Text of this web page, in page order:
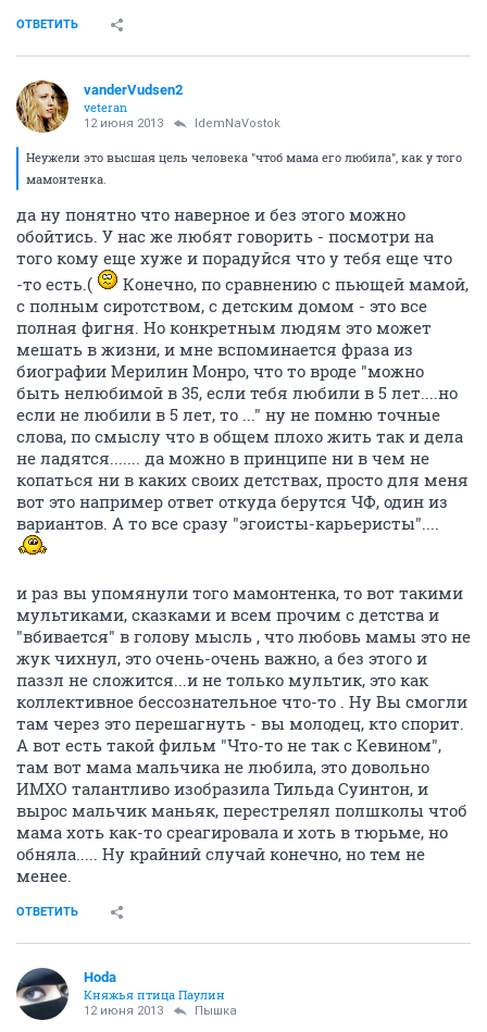
ОТВЕТИТЬ
vanderVudsen2
veteran
12 июня 2013 IdemNaVostok
Неужели это высшая цель человека "чтоб мама его любила", как у того
мамонтенка.
да ну понятно что наверное и без этого можно
обойтись. У нас же любят говорить - посмотри на
того кому еще хуже и порадуйся что у тебя еще что
-то есть.(
Конечно, по сравнению с пьющей мамой,
с полным сиротством, с детским домом - это все
полная фигня. Но конкретным людям это может
мешать в жизни, и мне вспоминается фраза из
биографии Мерилин Монро, что то вроде "можно
быть нелюбимой в 35, если тебя любили в 5 лет....но
если не любили в 5 лет, то ..." ну не помню точные
слова, по смыслу что в общем плохо жить так и дела
не ладятся....... да можно в принципе ни в чем не
копаться ни в каких своих детствах, просто для меня
вот это например ответ откуда берутся ЧФ, один из
вариантов. А то все сразу "эгоисты-карьеристы"....
и раз вы упомянули того мамонтенка, то вот такими
мультиками, сказками и всем прочим с детства и
"вбивается" в голову мысль , что любовь мамы это не
жук чихнул, это очень-очень важно, а без этого и
паззл не сложится...и не только мультик, это как
коллективное бессознательное что-то . Ну Вы смогли
там через это перешагнуть - вы молодец, кто спорит.
А вот есть такой фильм "Что-то не так с Кевином",
там вот мама мальчика не любила, это довольно
ИМХО талантливо изобразила Тильда Суинтон, и
вырос мальчик маньяк, перестрелял полшколы чтоб
мама хоть как-то среагировала и хоть в тюрьме, но
обняла..... Ну крайний случай конечно, но тем не
менее.
ОТВЕТИТЬ
Hoda
Княжья птица Паулин
12 июня 2013 Пышка